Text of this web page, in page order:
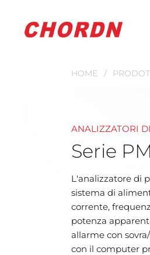
HOME
ANALIZZATORI
Serie
L'analizzatore di
sistema di
corrente,
potenza
allarme con
con il computer